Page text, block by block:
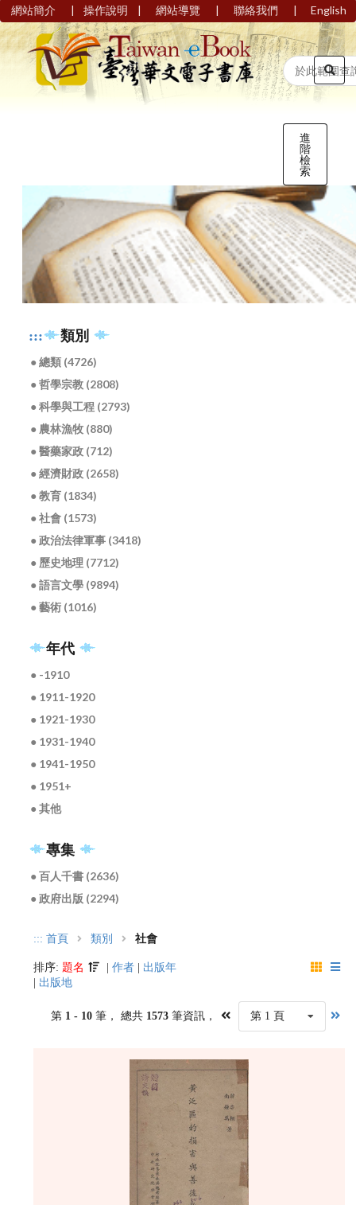
網站簡介 | 操作說明 | 網站導覽 | 聯絡我們 | English
進
階
檢
索
::: 類別
● 總類 (4726)
● 哲學宗教 (2808)
● 科學與工程 (2793)
● 農林漁牧 (880)
● 醫藥家政 (712)
● 經濟財政 (2658)
● 教育 (1834)
● 社會 (1573)
● 政治法律軍事 (3418)
● 歷史地理 (7712)
● 語言文學 (9894)
● 藝術 (1016)
年代
● -1910
● 1911-1920
● 1921-1930
● 1931-1940
● 1941-1950
● 1951+
● 其他
專集
● 百人千書 (2636)
● 政府出版 (2294)
::: 首頁 類別 社會
排序: 題名 |作者
出版年
出版地
第 1 - 10 筆， 總共 1573筆資訊， 第 1 頁